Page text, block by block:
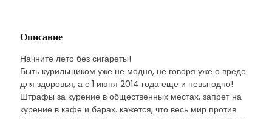
Описание
Начните лето без сигареты!
Быть курильщиком уже не модно, не говоря уже о вреде
для здоровья, а с 1 июня 2014 года еще и невыгодно!
Штрафы за курение в общественных местах, запрет на
курение в кафе и барах. кажется, что весь мир против